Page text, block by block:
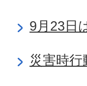
9月23日
災害時